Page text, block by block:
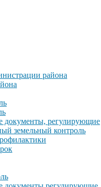
района
документы, регулирующие
земельный контроль